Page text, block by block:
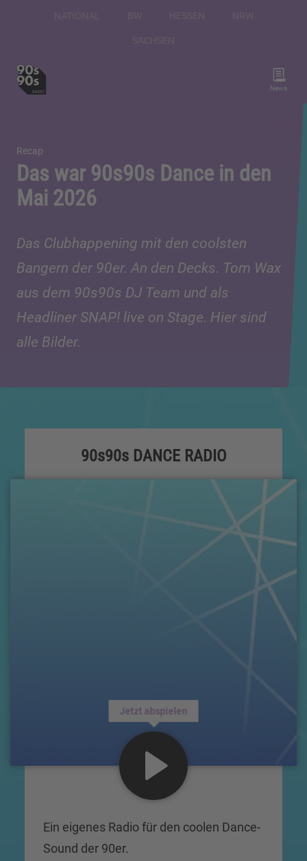
News
Recap
Das war 90s90s Dance in den
Mai 2026
Das Clubhappening mit den coolsten
Bangern der 90er. An den Decks. Tom Wax
aus dem 90s90s DJ Team und als
Headliner SNAP! live on Stage. Hier sind
alle Bilder.
90s90s DANCE RADIO
Jetzt abspielen
Ein eigenes Radio für den coolen Dance-
Sound der 90er.